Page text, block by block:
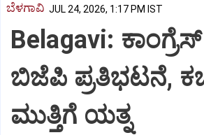
ಬೆಳಗಾವಿ JUL 24, 2026, 1:17 PM IST
Belagavi: ಕಾಂಗ್ರೆಸ್‌
ಬಿಜೆಪಿ ಪ್ರತಿಭಟನೆ,
ಮುತ್ತಿಗೆ ಯತ್ನ